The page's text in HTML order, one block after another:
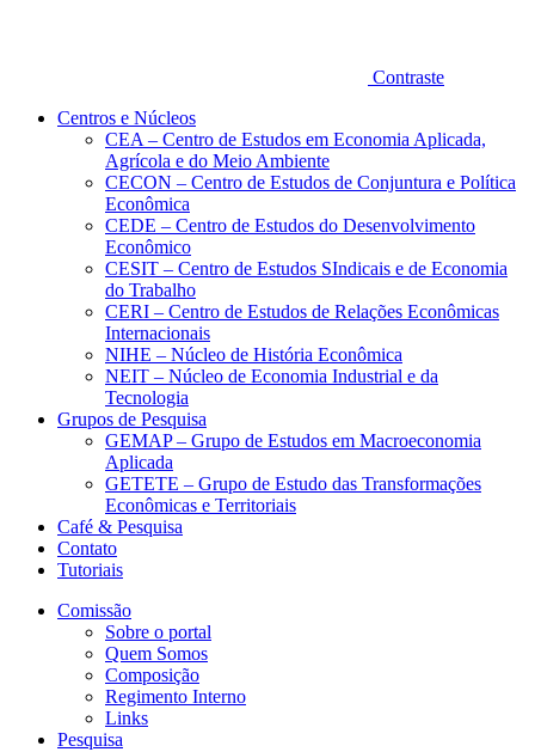
Contraste
Centros e Núcleos
CEA – Centro de Estudos em Economia Aplicada,
Agrícola e do Meio Ambiente
CECON – Centro de Estudos de Conjuntura e Política
Econômica
CEDE – Centro de Estudos do Desenvolvimento
Econômico
CESIT – Centro de Estudos SIndicais e de Economia
do Trabalho
CERI – Centro de Estudos de Relações Econômicas
Internacionais
NIHE – Núcleo de História Econômica
NEIT – Núcleo de Economia Industrial e da
Tecnologia
Grupos de Pesquisa
GEMAP – Grupo de Estudos em Macroeconomia
Aplicada
GETETE – Grupo de Estudo das Transformações
Econômicas e Territoriais
Café & Pesquisa
Contato
Tutoriais
Comissão
Sobre o portal
Quem Somos
Composição
Regimento Interno
Links
Pesquisa